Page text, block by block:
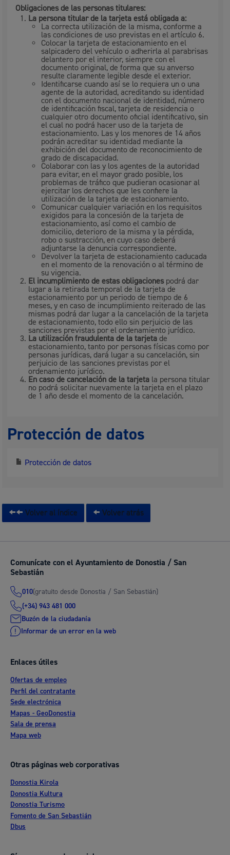
Obligaciones de las personas titulares:
La persona titular de la tarjeta está obligada a:
La correcta utilización de la misma, conforme a
las condiciones de uso previstas en el artículo 6.
Colocar la tarjeta de estacionamiento en el
salpicadero del vehículo o adherirla al parabrisas
delantero por el interior, siempre con el
documento original, de forma que su anverso
resulte claramente legible desde el exterior.
Identificarse cuando así se lo requiera un o una
agente de la autoridad, acreditando su identidad
con el documento nacional de identidad, número
de identificación fiscal, tarjeta de residencia o
cualquier otro documento oficial identificativo, sin
el cual no podrá hacer uso de la tarjeta de
estacionamiento. Las y los menores de 14 años
podrán acreditar su identidad mediante la
exhibición del documento de reconocimiento de
grado de discapacidad.
Colaborar con las y los agentes de la autoridad
para evitar, en el mayor grado posible, los
problemas de tráfico que pudieran ocasionar al
ejercitar los derechos que les confiere la
utilización de la tarjeta de estacionamiento.
Comunicar cualquier variación en los requisitos
exigidos para la concesión de la tarjeta de
estacionamiento, así como el cambio de
domicilio, deterioro de la misma y la pérdida,
robo o sustracción, en cuyo caso deberá
adjuntarse la denuncia correspondiente.
Devolver la tarjeta de estacionamiento caducada
en el momento de la renovación o al término de
su vigencia.
El incumplimientode estas obligacionespodrá dar
lugar a la retirada temporal de la tarjeta de
estacionamiento por un periodo de tiempo de 6
meses, y en caso de incumplimiento reiterado de las
mismas podrá dar lugar a la cancelación de la tarjeta
de estacionamiento, todo ello sin perjuicio de las
sanciones previstas por el ordenamiento jurídico.
La utilización fraudulenta de la tarjetade
estacionamiento, tanto por personas físicas como por
personas jurídicas, dará lugar a su cancelación, sin
perjuicio de las sanciones previstas por el
ordenamiento jurídico.
En caso de cancelación de la tarjeta la persona titular
no podrá solicitar nuevamente la tarjeta en el plazo
de 1 año desde el momento de la cancelación.
Protección de datos
Protección de datos
Volver al índice Volver atrás
Comunícate con el Ayuntamiento de Donostia / San
Sebastián
010(gratuito desde Donostia / San Sebastián)
(+34) 943 481 000
Buzón de la ciudadanía
Informar de un error en la web
Enlaces útiles
Ofertas de empleo
Perfil del contratante
Sede electrónica
Mapas - GeoDonostia
Sala de prensa
Mapa web
Otras páginas web corporativas
Donostia Kirola
Donostia Kultura
Donostia Turismo
Fomento de San Sebastián
Dbus